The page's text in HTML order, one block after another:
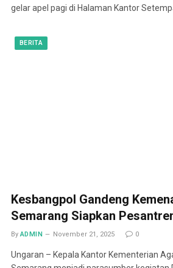
gelar apel pagi di Halaman Kantor
BERITA
Kesbangpol Gandeng
Semarang Siapkan
By ADMIN November 21, 2025 0
Ungaran – Kepala Kantor Kementerian